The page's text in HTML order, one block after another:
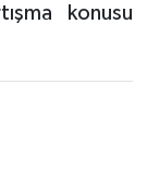
konusu